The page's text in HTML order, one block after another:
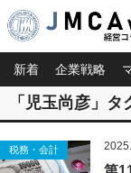
新着 企業戦略
「児玉尚彦」
税務・会計